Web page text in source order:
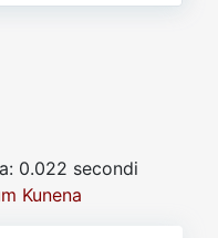
0.022 secondi
Kunena